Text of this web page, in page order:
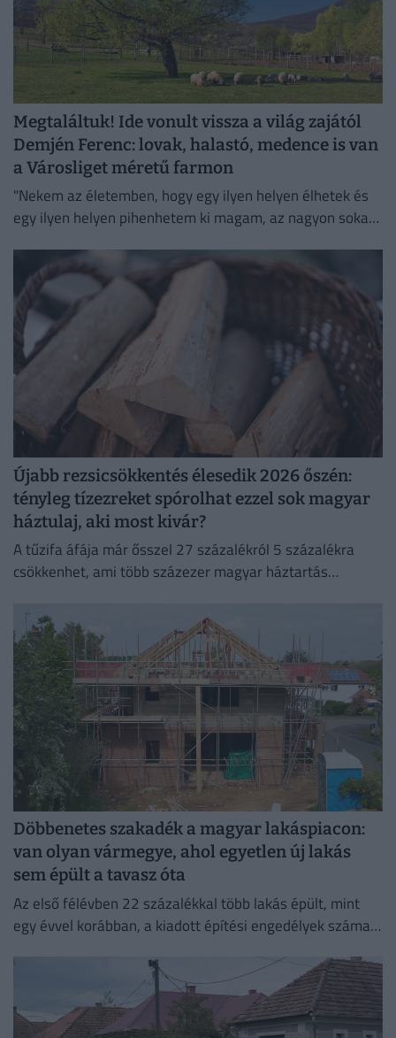
Megtaláltuk! Ide vonult vissza a világ zajától
Demjén Ferenc: lovak, halastó, medence is van
a Városliget méretű farmon
"Nekem az életemben, hogy egy ilyen helyen élhetek és
egy ilyen helyen pihenhetem ki magam, az nagyon sokat
természetbe."
Újabb rezsicsökkentés élesedik 2026 őszén:
tényleg tízezreket spórolhat ezzel sok magyar
háztulaj, aki most kivár?
A tűzifa áfája már ősszel 27 százalékról 5 százalékra
csökkenhet, ami több százezer magyar háztartás
Döbbenetes szakadék a magyar lakáspiacon:
van olyan vármegye, ahol egyetlen új lakás
sem épült a tavasz óta
Az első félévben 22 százalékkal több lakás épült, mint
egy évvel korábban, a kiadott építési engedélyek száma